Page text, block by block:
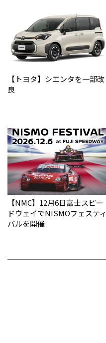
【トヨタ】シエンタを一部改
良
【NMC】12月6日富士スピー
ドウェイでNISMOフェスティ
バルを開催